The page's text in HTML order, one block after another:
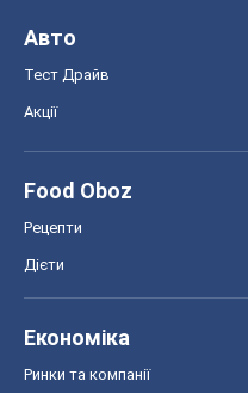
Авто
Тест Драйв
Акції
Food Oboz
Рецепти
Дієти
Економіка
Ринки та компанії